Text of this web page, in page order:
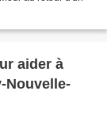
aider à
Nouvelle-